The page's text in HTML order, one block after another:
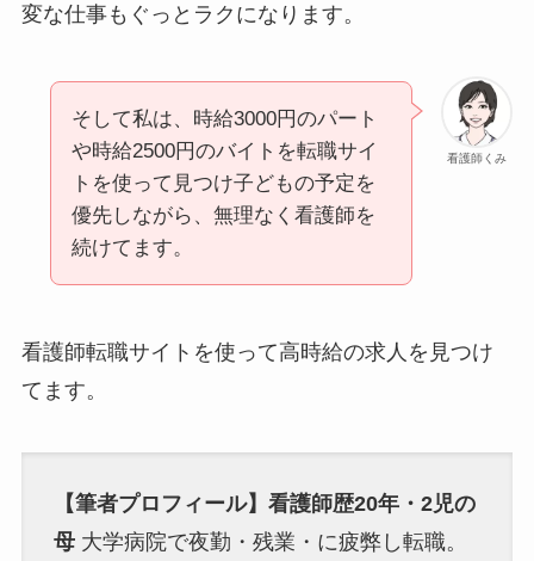
変な仕事もぐっとラクになります。
看護師くみ
そして私は、時給3000円のパート
や時給2500円のバイトを転職サイ
トを使って見つけ子どもの予定を
優先しながら、無理なく看護師を
続けてます。
看護師転職サイトを使って高時給の求人を見つけ
てます。
【筆者プロフィール】看護師歴20年・2児の
母大学病院で夜勤・残業・に疲弊し転職。